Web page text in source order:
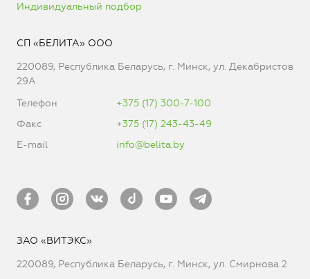
Индивидуальный подбор
СП «БЕЛИТА» ООО
220089, Республика Беларусь, г. Минск, ул. Декабристов
29А
Телефон
+375 (17) 300-7-100
Факс
+375 (17) 243-43-49
E-mail
info@belita.by
ЗАО «ВИТЭКС»
220089, Республика Беларусь, г. Минск, ул. Смирнова 2